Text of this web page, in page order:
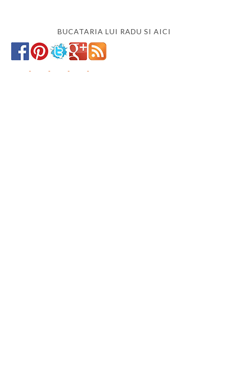
BUCATARIA LUI RADU SI AICI